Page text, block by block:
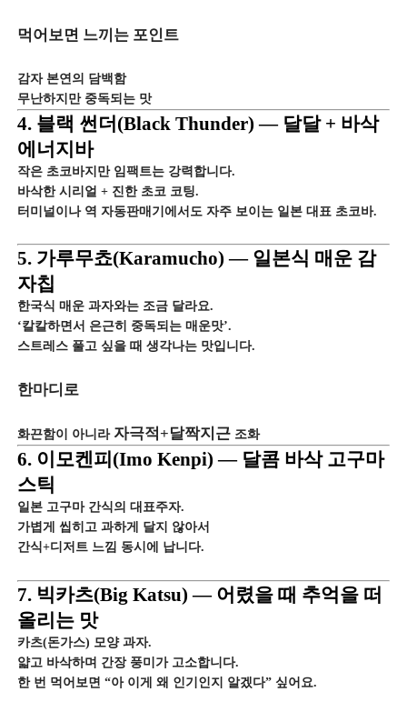
먹어보면 느끼는 포인트
감자 본연의 담백함
무난하지만 중독되는 맛
4. 블랙 썬더(Black Thunder) — 달달 + 바삭
에너지바
작은 초코바지만 임팩트는 강력합니다.
바삭한 시리얼 + 진한 초코 코팅.
터미널이나 역 자동판매기에서도 자주 보이는 일본 대표 초코바.
5. 가루무쵸(Karamucho) — 일본식 매운 감
자칩
한국식 매운 과자와는 조금 달라요.
‘칼칼하면서 은근히 중독되는 매운맛’.
스트레스 풀고 싶을 때 생각나는 맛입니다.
한마디로
화끈함이 아니라 자극적+달짝지근 조화
6. 이모켄피(Imo Kenpi) — 달콤 바삭 고구마
스틱
일본 고구마 간식의 대표주자.
가볍게 씹히고 과하게 달지 않아서
간식+디저트 느낌 동시에 납니다.
7. 빅카츠(Big Katsu) — 어렸을 때 추억을 떠
올리는 맛
카츠(돈가스) 모양 과자.
얇고 바삭하며 간장 풍미가 고소합니다.
한 번 먹어보면 “아 이게 왜 인기인지 알겠다” 싶어요.